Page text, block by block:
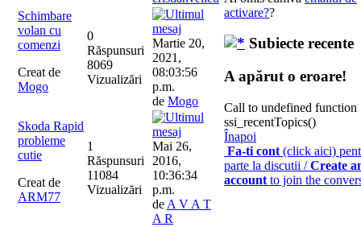
Schimbare
volan cu
comenzi
Creat de
Mogo
0
Răspunsuri
8069
Vizualizări
Martie 20,
2021,
08:03:56
p.m.
de Mogo
Skoda Rapid
probleme
cutie
Creat de
ARM77
1
Răspunsuri
11084
Vizualizări
Mai 26,
2016,
10:36:34
p.m.
de A V A T
A R
activare??
Subiecte recente
A apărut o eroare!
Call to undefined function
ssi_recentTopics()
Înapoi
Fa-ti cont (click aici)
parte la discutii /Create
account to join the